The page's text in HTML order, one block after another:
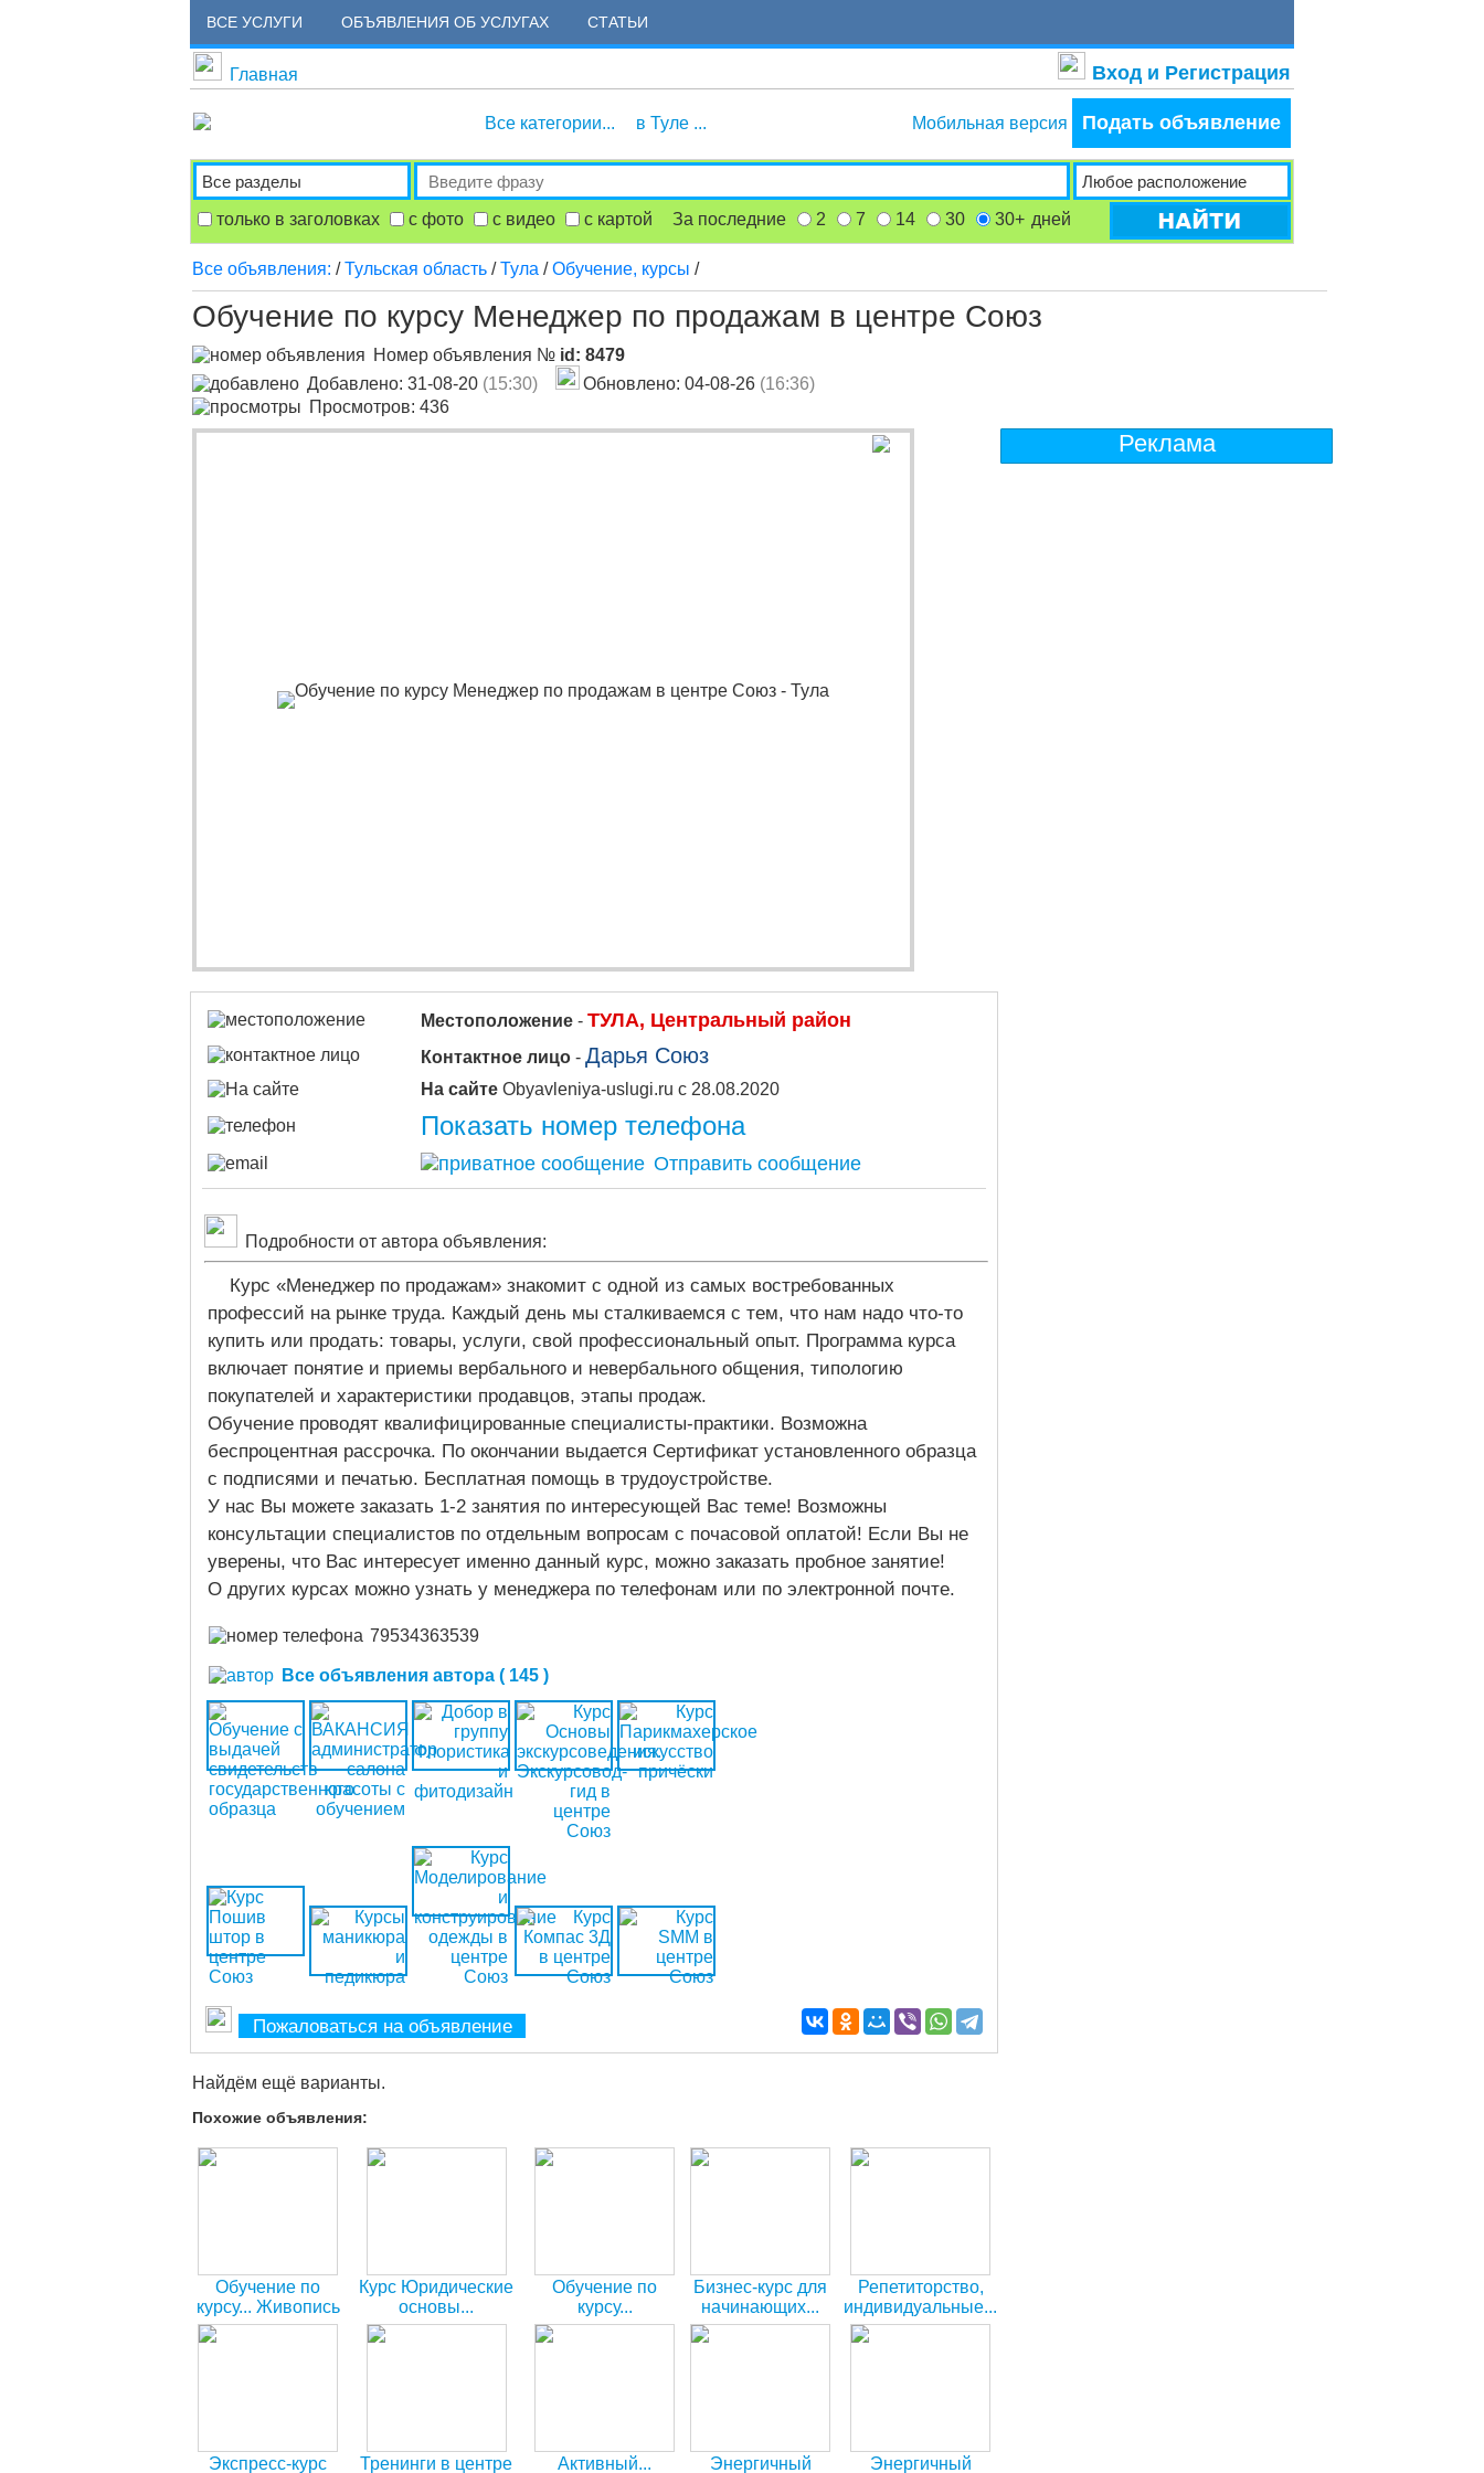
ВСЕ УСЛУГИ ОБЪЯВЛЕНИЯ ОБ УСЛУГАХ СТАТЬИ
Главная Вход и Регистрация
Все категории... в Туле ... Мобильная версия Подать объявление
только в заголовках с фото с видео с картой За последние 2 7 14 30 30+ дней
Все объявления: /Тульская область /Тула /Обучение, курсы /
Обучение по курсу Менеджер по продажам в центре Союз
Номер объявления № id: 8479
Добавлено: 31-08-20 (15:30) Обновлено: 04-08-26 (16:36)
Просмотров: 436
Местоположение - ТУЛА, Центральный район
Контактное лицо - Дарья Союз
На сайте Obyavleniya-uslugi.ru с 28.08.2020
Показать номер телефона
Отправить сообщение
Подробности от автора объявления:
Курс «Менеджер по продажам» знакомит с одной из самых востребованных
профессий на рынке труда. Каждый день мы сталкиваемся с тем, что нам надо что-то
купить или продать: товары, услуги, свой профессиональный опыт. Программа курса
включает понятие и приемы вербального и невербального общения, типологию
покупателей и характеристики продавцов, этапы продаж.
Обучение проводят квалифицированные специалисты-практики. Возможна
беспроцентная рассрочка. По окончании выдается Сертификат установленного образца
с подписями и печатью. Бесплатная помощь в трудоустройстве.
У нас Вы можете заказать 1-2 занятия по интересующей Вас теме! Возможны
консультации специалистов по отдельным вопросам с почасовой оплатой! Если Вы не
уверены, что Вас интересует именно данный курс, можно заказать пробное занятие!
О других курсах можно узнать у менеджера по телефонам или по электронной почте.
79534363539
Все объявления автора ( 145 )
Пожаловаться на объявление
Найдём ещё варианты.
Похожие объявления:
Обучение по
курсу... Живопись
в центре Союз
Курс Юридические
основы...
предпринимательской
деятельности
Обучение по
курсу...
Составление
бизнес-планов
Бизнес-курс для
начинающих...
предпринимателей
Репетиторство,
индивидуальные...
консультации,
Экспресс-курс Тренинги в центре Активный... Энергичный Энергичный
Реклама